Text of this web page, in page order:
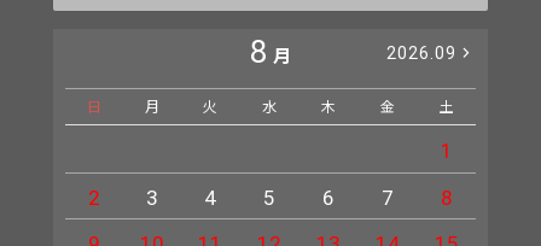
8 月 2026.09
日 月 火 水 木 金 土
1
2
3 4 5 6 7
8